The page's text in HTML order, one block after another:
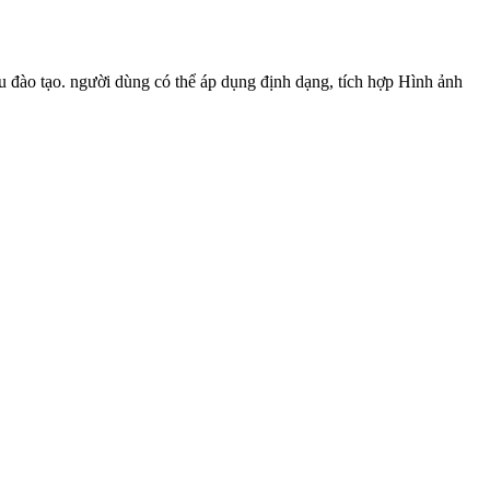
đào tạo. người dùng có thể áp dụng định dạng, tích hợp Hình ảnh